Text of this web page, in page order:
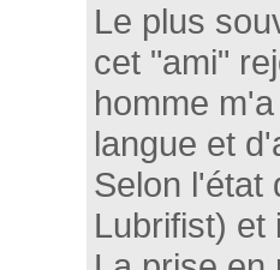
Le plus
cet "ami"
homme
langue et
Selon l'état
Lubrifist) et